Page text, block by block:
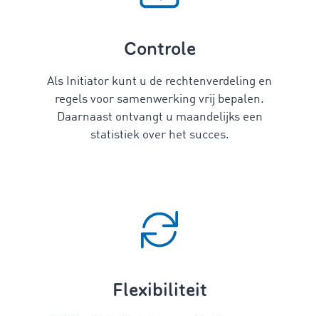
Controle
Als Initiator kunt u de rechtenverdeling en
regels voor samenwerking vrij bepalen.
Daarnaast ontvangt u maandelijks een
statistiek over het succes.
Flexibiliteit